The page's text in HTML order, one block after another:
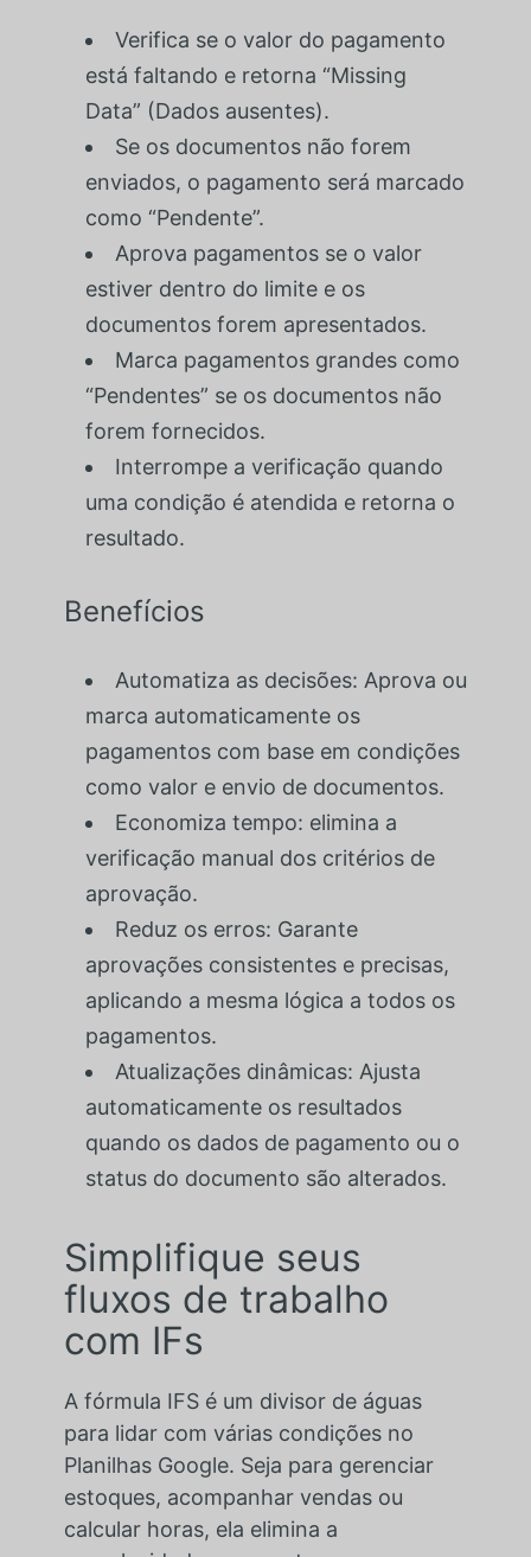
Verifica se o valor do pagamento
está faltando e retorna “Missing
Data” (Dados ausentes).
Se os documentos não forem
enviados, o pagamento será marcado
como “Pendente”.
Aprova pagamentos se o valor
estiver dentro do limite e os
documentos forem apresentados.
Marca pagamentos grandes como
“Pendentes” se os documentos não
forem fornecidos.
Interrompe a verificação quando
uma condição é atendida e retorna o
resultado.
Benefícios
Automatiza as decisões: Aprova ou
marca automaticamente os
pagamentos com base em condições
como valor e envio de documentos.
Economiza tempo: elimina a
verificação manual dos critérios de
aprovação.
Reduz os erros: Garante
aprovações consistentes e precisas,
aplicando a mesma lógica a todos os
pagamentos.
Atualizações dinâmicas: Ajusta
automaticamente os resultados
quando os dados de pagamento ou o
status do documento são alterados.
Simplifique seus
fluxos de trabalho
com IFs
A fórmula IFS é um divisor de águas
para lidar com várias condições no
Planilhas Google. Seja para gerenciar
estoques, acompanhar vendas ou
calcular horas, ela elimina a